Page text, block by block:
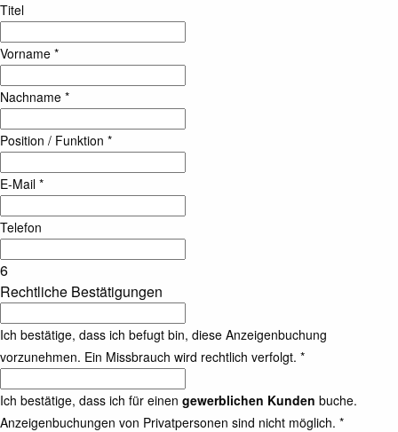
Titel
Vorname *
Nachname *
Position / Funktion *
E-Mail *
Telefon
6
Rechtliche Bestätigungen
Ich bestätige, dass ich befugt bin, diese Anzeigenbuchung
vorzunehmen. Ein Missbrauch wird rechtlich verfolgt. *
Ich bestätige, dass ich für einen gewerblichen Kunden buche.
Anzeigenbuchungen von Privatpersonen sind nicht möglich. *